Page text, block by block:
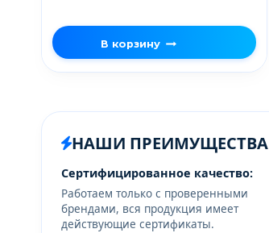
В корзину
НАШИ ПРЕИМУЩЕСТВА
Сертифицированное качество:
Работаем только с проверенными
брендами, вся продукция имеет
действующие сертификаты.